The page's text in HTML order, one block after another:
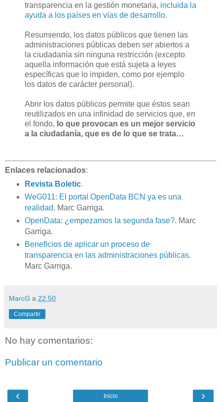
transparencia en la gestión monetaria, incluida la
ayuda a los países en vías de desarrollo.
Resumiendo, los datos públicos que tienen las
administraciones públicas deben ser abiertos a
la ciudadanía sin ninguna restricción (excepto
aquella información que está sujeta a leyes
específicas que lo impiden, como por ejemplo
los datos de carácter personal).
Abrir los datos públicos permite que éstos sean
reutilizados en una infinidad de servicios que, en
el fondo, lo que provocan es un mejor servicio
a la ciudadanía, que es de lo que se trata…
Enlaces relacionados:
Revista Boletic.
WeG011: El portal OpenData BCN ya es una
realidad. Marc Garriga.
OpenData: ¿empezamos la segunda fase?. Marc
Garriga.
Beneficios de aplicar un proceso de
transparencia en las administraciones públicas.
Marc Garriga.
MarcG a 22:50
Compartir
No hay comentarios:
Publicar un comentario
‹ ›
Inicio